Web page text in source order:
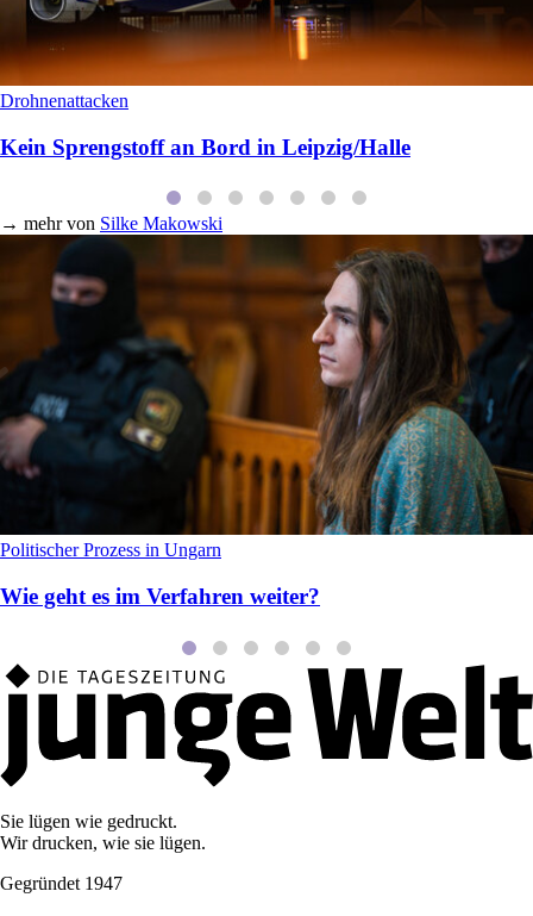
Drohnenattacken
Kein Sprengstoff an Bord in Leipzig/Halle
→ mehr von Silke Makowski
Politischer Prozess in Ungarn
Wie geht es im Verfahren weiter?
Sie lügen wie gedruckt.
Wir drucken, wie sie lügen.
Gegründet 1947